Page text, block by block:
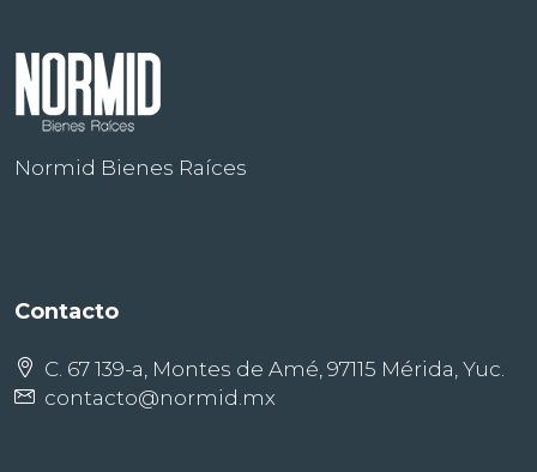
Normid Bienes Raíces
Contacto
C. 67 139-a, Montes de Amé, 97115 Mérida, Yuc.
contacto@normid.mx